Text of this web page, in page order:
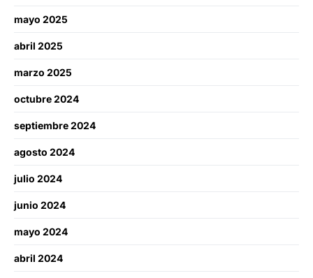
mayo 2025
abril 2025
marzo 2025
octubre 2024
septiembre 2024
agosto 2024
julio 2024
junio 2024
mayo 2024
abril 2024